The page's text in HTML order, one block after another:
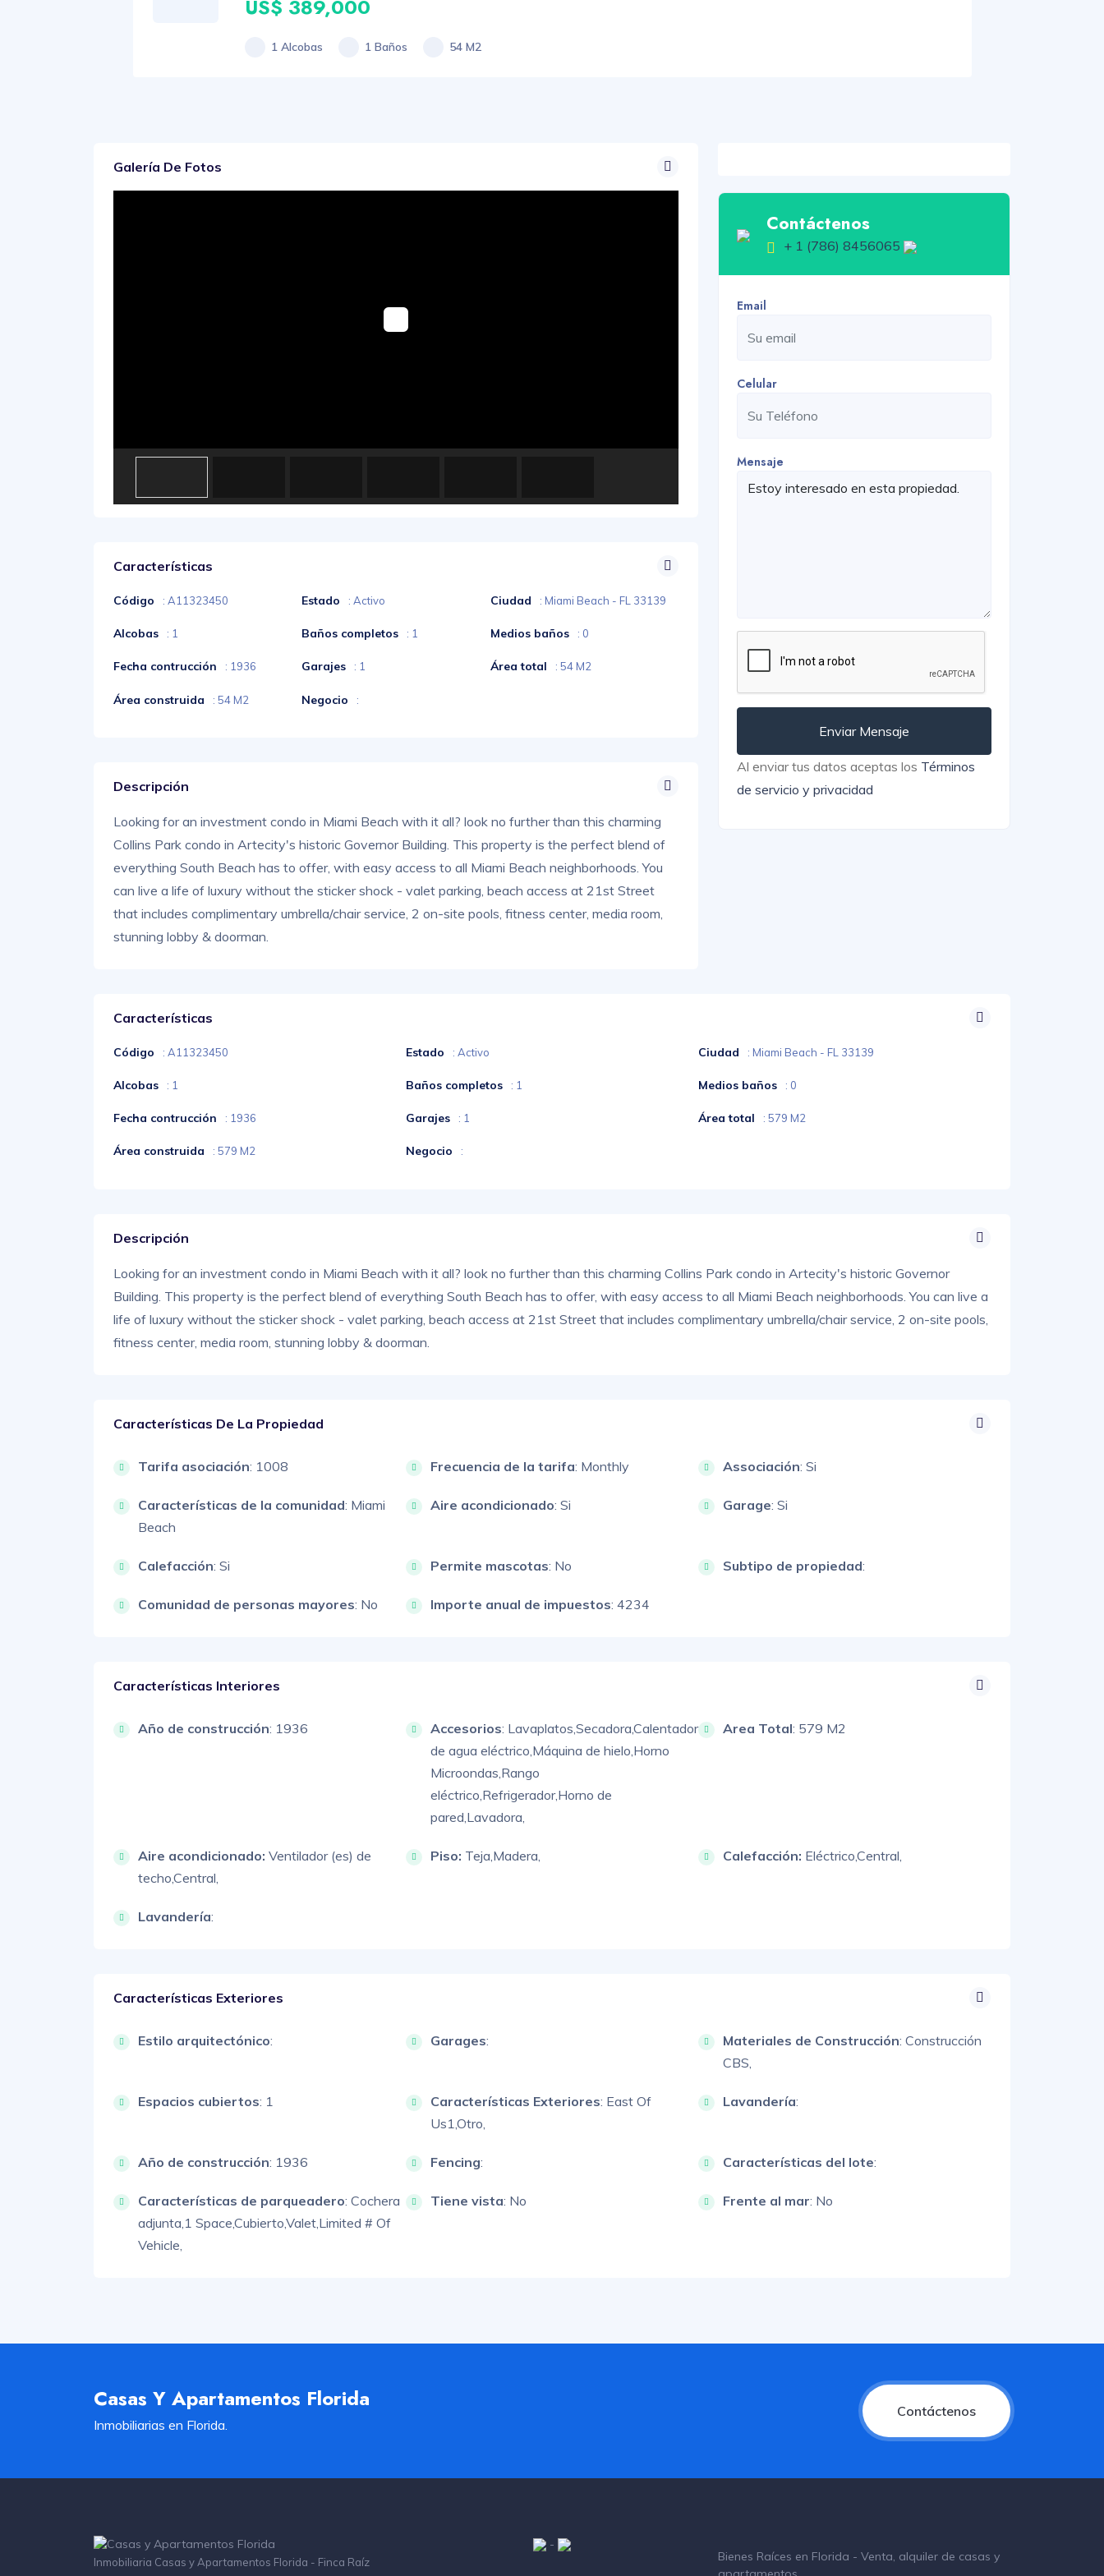
US$ 389,000
1 Alcobas 1 Baños 54 M2
Galería De Fotos
Características
Código : A11323450 Estado : Activo Ciudad : Miami Beach - FL 33139
Alcobas : 1 Baños completos : 1 Medios baños : 0
Fecha contrucción : 1936 Garajes : 1 Área total : 54 M2
Área construida : 54 M2 Negocio :
Descripción
Looking for an investment condo in Miami Beach with it all? look no further than this charming
Collins Park condo in Artecity's historic Governor Building. This property is the perfect blend of
everything South Beach has to offer, with easy access to all Miami Beach neighborhoods. You
can live a life of luxury without the sticker shock - valet parking, beach access at 21st Street
that includes complimentary umbrella/chair service, 2 on-site pools, fitness center, media room,
stunning lobby & doorman.
Contáctenos
+ 1 (786) 8456065
Email
Celular
Mensaje
Enviar Mensaje
Al enviar tus datos aceptas los Términos
de servicio y privacidad
Características
Código : A11323450 Estado : Activo Ciudad : Miami Beach - FL 33139
Alcobas : 1 Baños completos : 1 Medios baños : 0
Fecha contrucción : 1936 Garajes : 1 Área total : 579 M2
Área construida : 579 M2 Negocio :
Descripción
Looking for an investment condo in Miami Beach with it all? look no further than this charming Collins Park condo in Artecity's historic Governor
Building. This property is the perfect blend of everything South Beach has to offer, with easy access to all Miami Beach neighborhoods. You can live a
life of luxury without the sticker shock - valet parking, beach access at 21st Street that includes complimentary umbrella/chair service, 2 on-site pools,
fitness center, media room, stunning lobby & doorman.
Características De La Propiedad
Tarifa asociación: 1008 Frecuencia de la tarifa: Monthly Associación: Si
Características de la comunidad: Miami
Beach
Aire acondicionado: Si Garage: Si
Calefacción: Si Permite mascotas: No Subtipo de propiedad:
Comunidad de personas mayores: No Importe anual de impuestos: 4234
Características Interiores
Año de construcción: 1936 Accesorios: Lavaplatos, Secadora,Calentador
de agua eléctrico, Máquina de hielo, Horno
Microondas, Rango
eléctrico, Refrigerador,Horno de
pared, Lavadora,
Area Total: 579 M2
Aire acondicionado: Ventilador (es) de
techo,Central,
Piso: Teja, Madera, Calefacción: Eléctrico,Central,
Lavandería:
Características Exteriores
Estilo arquitectónico: Garages: Materiales de Construcción: Construcción
CBS,
Espacios cubiertos: 1 Características Exteriores: East Of
Us1, Otro,
Lavandería:
Año de construcción: 1936 Fencing: Características del lote:
Características de parqueadero: Cochera
adjunta, 1 Space,Cubierto,Valet, Limited # Of
Vehicle,
Tiene vista: No Frente al mar: No
Casas Y Apartamentos Florida
Inmobiliarias en Florida.
Contáctenos
Inmobiliaria Casas y Apartamentos Florida - Finca Raíz
-
Bienes Raíces en Florida - Venta, alquiler de casas y